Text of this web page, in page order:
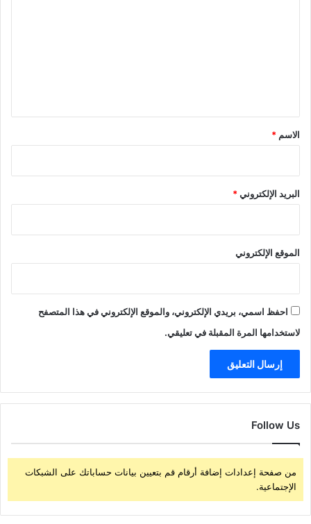
*
الاسم *
البريد الإلكتروني*
الموقع الإلكتروني
احفظ اسمي، بريدي الإلكتروني، والموقع الإلكتروني في هذا المتصفح
لاستخدامها المرة المقبلة في تعليقي.
Follow Us
من صفحة إعدادات إضافة أرقام قم بتعيين بيانات حساباتك على الشبكات
الإجتماعية.